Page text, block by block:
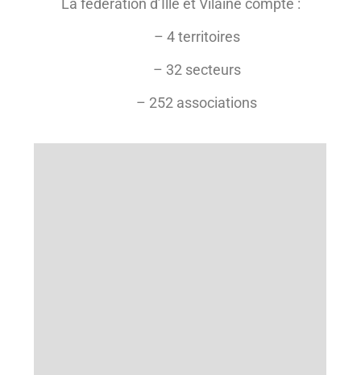
La fédération d’Ille et Vilaine compte :
– 4 territoires
– 32 secteurs
– 252 associations